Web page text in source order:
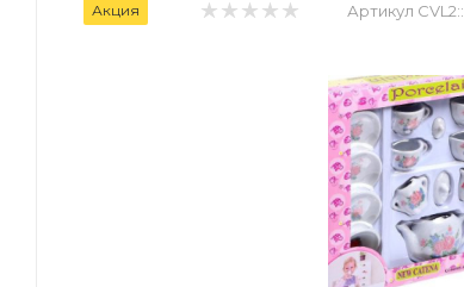
Акция Артикул CVL2::